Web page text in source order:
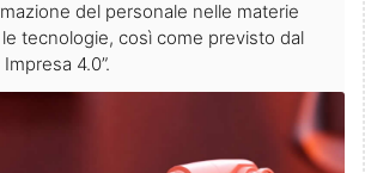
del personale nelle materie
tecnologie, così come previsto dal
4.0”.